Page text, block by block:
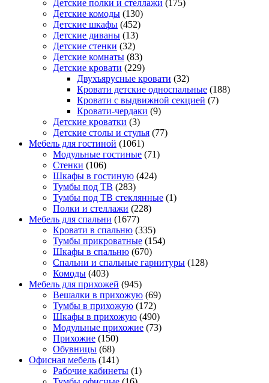
Детские полки и стеллажи (175)
Детские комоды (130)
Детские шкафы (452)
Детские диваны (13)
Детские стенки (32)
Детские комнаты (83)
Детские кровати (229)
Двухъярусные кровати (32)
Кровати детские односпальные (188)
Кровати с выдвижной секцией (7)
Кровати-чердаки (9)
Детские кроватки (3)
Детские столы и стулья (77)
Мебель для гостиной (1061)
Модульные гостиные (71)
Стенки (106)
Шкафы в гостиную (424)
Тумбы под ТВ (283)
Тумбы под ТВ стеклянные (1)
Полки и стеллажи (228)
Мебель для спальни (1677)
Кровати в спальню (335)
Тумбы прикроватные (154)
Шкафы в спальню (670)
Спальни и спальные гарнитуры (128)
Комоды (403)
Мебель для прихожей (945)
Вешалки в прихожую (69)
Тумбы в прихожую (172)
Шкафы в прихожую (490)
Модульные прихожие (73)
Прихожие (150)
Обувницы (68)
Офисная мебель (141)
Рабочие кабинеты (1)